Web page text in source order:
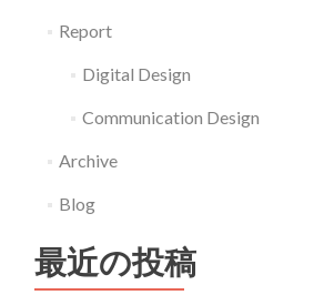
Report
Digital Design
Communication Design
Archive
Blog
最近の投稿